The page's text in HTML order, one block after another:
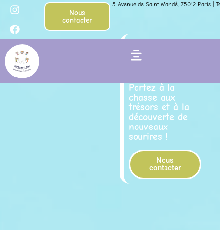
Aller
contenu
I
n
s
t
a
g
r
a
m
F
a
c
e
b
o
o
k
Nous
contacter
5 Avenue de Saint Mandé, 75012 Paris |
Flyout
l’univers
Partez à la
chasse aux
trésors et à la
découverte de
nouveaux
sourires !
Nous
contacter